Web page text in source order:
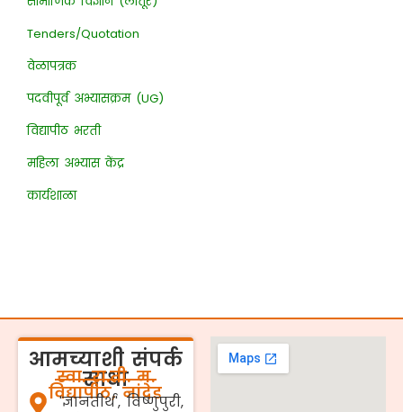
Tenders/Quotation
वेळापत्रक
पदवीपूर्व अभ्यासक्रम (UG)
विद्यापीठ भरती
महिला अभ्यास केंद्र
कार्यशाळा
आमच्याशी संपर्क
साधा
स्वा. रा.ती. म.
विद्यापीठ, नांदेड
'ज्ञानतीर्थ', विष्णुपुरी,